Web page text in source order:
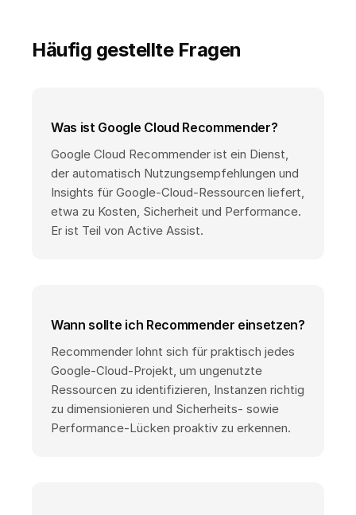
Häufig gestellte Fragen
Was ist Google Cloud Recommender?
Google Cloud Recommender ist ein Dienst,
der automatisch Nutzungsempfehlungen und
Insights für Google-Cloud-Ressourcen liefert,
etwa zu Kosten, Sicherheit und Performance.
Er ist Teil von Active Assist.
Wann sollte ich Recommender einsetzen?
Recommender lohnt sich für praktisch jedes
Google-Cloud-Projekt, um ungenutzte
Ressourcen zu identifizieren, Instanzen richtig
zu dimensionieren und Sicherheits- sowie
Performance-Lücken proaktiv zu erkennen.